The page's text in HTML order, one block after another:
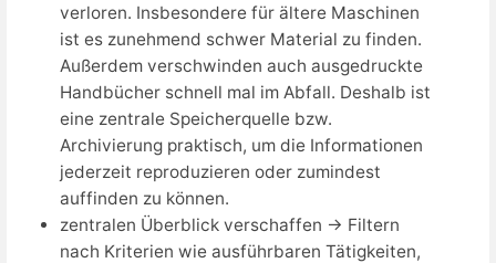
verloren. Insbesondere für ältere Maschinen
ist es zunehmend schwer Material zu finden.
Außerdem verschwinden auch ausgedruckte
Handbücher schnell mal im Abfall. Deshalb ist
eine zentrale Speicherquelle bzw.
Archivierung praktisch, um die Informationen
jederzeit reproduzieren oder zumindest
auffinden zu können.
zentralen Überblick verschaffen → Filtern
nach Kriterien wie ausführbaren Tätigkeiten,